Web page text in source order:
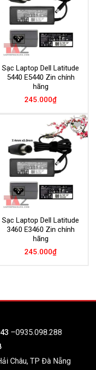
Sạc Laptop Dell Latitude
5440 E5440 Zin chính
hãng
245.000₫
Add to
Wishlist
Sạc Laptop Dell Latitude
3460 E3460 Zin chính
hãng
245.000₫
–0935.098.288
Châu, TP Đà Nẵng